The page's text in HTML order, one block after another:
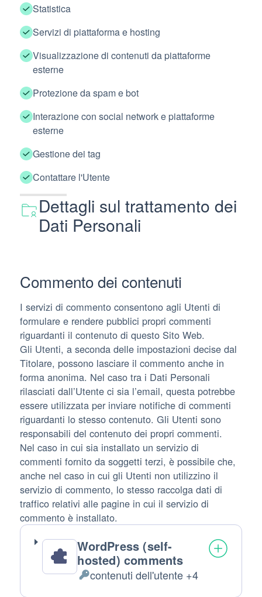
Statistica
Servizi di piattaforma e hosting
Visualizzazione di contenuti da piattaforme
esterne
Protezione da spam e bot
Interazione con social network e piattaforme
esterne
Gestione dei tag
Contattare l'Utente
Dettagli sul trattamento dei
Dati Personali
Commento dei contenuti
I servizi di commento consentono agli Utenti di
formulare e rendere pubblici propri commenti
riguardanti il contenuto di questo Sito Web.
Gli Utenti, a seconda delle impostazioni decise dal
Titolare, possono lasciare il commento anche in
forma anonima. Nel caso tra i Dati Personali
rilasciati dall’Utente ci sia l’email, questa potrebbe
essere utilizzata per inviare notifiche di commenti
riguardanti lo stesso contenuto. Gli Utenti sono
responsabili del contenuto dei propri commenti.
Nel caso in cui sia installato un servizio di
commenti fornito da soggetti terzi, è possibile che,
anche nel caso in cui gli Utenti non utilizzino il
servizio di commento, lo stesso raccolga dati di
traffico relativi alle pagine in cui il servizio di
commento è installato.
WordPress (self-
hosted) comments
Daticontenuti dell'utente +4